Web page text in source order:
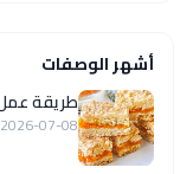
أشهر الوصفات
طريقة
2026-07-08